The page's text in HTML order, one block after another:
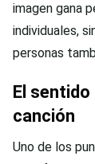
imagen gana
individuales,
personas
El sentido
canción
Uno de los